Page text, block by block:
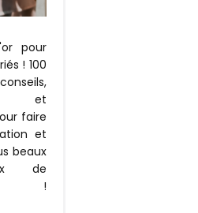
pour
! 100
et
faire
et
beaux
de
!